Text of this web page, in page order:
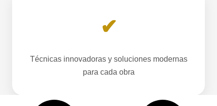
✔
Técnicas innovadoras y soluciones modernas
para cada obra